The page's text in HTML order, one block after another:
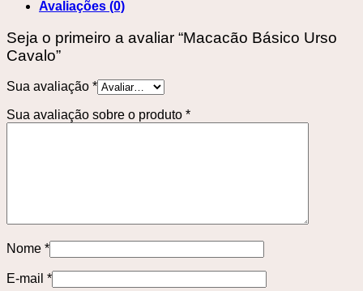
Avaliações (0)
Seja o primeiro a avaliar “Macacão Básico Urso
Cavalo”
Sua avaliação *
Sua avaliação sobre o produto *
Nome *
E-mail *